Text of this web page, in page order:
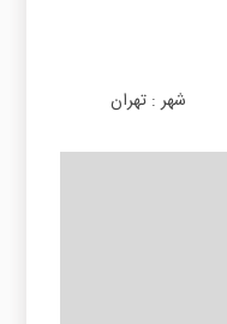
شهر : تهران